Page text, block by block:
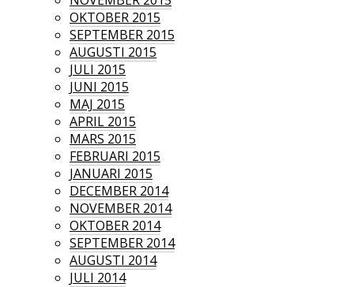
OKTOBER 2015
SEPTEMBER 2015
AUGUSTI 2015
JULI 2015
JUNI 2015
MAJ 2015
APRIL 2015
MARS 2015
FEBRUARI 2015
JANUARI 2015
DECEMBER 2014
NOVEMBER 2014
OKTOBER 2014
SEPTEMBER 2014
AUGUSTI 2014
JULI 2014